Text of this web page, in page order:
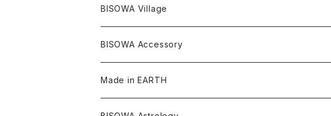
ツインソウル
メタモルフォーゼス
デュモルチェライト
タンザナイト
中国
ヘアアクセサリー
イヤリング
キーホルダー
ヘンプコットン
ヘンプ
オーガニックコットン
Others
ヘンプ
オーガニックコットン
Underwear
Niceness Music
Cosmic Hemp 麻炭
セージ
オラクルカード
キャンドル
HAZE 和蝋燭
縁キャンドル
陶器
大蝶恵美子
絹
Others
オーガニックコットン
ヘンプオイル
BISOWA Village
Bisowa Club Room
BISOWA Accessory
ヘアゴム
宇佐美聖子
Made in EARTH